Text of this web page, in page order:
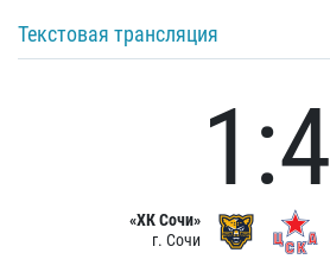
Текстовая трансляция
«ХК Сочи»
г. Сочи
1:4